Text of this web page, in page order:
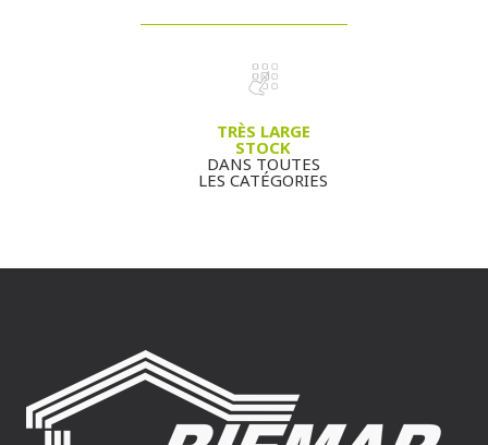
TRÈS LARGE
STOCK
DANS TOUTES
LES CATÉGORIES